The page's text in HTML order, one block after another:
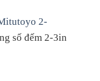
2-
số đếm 2-3in